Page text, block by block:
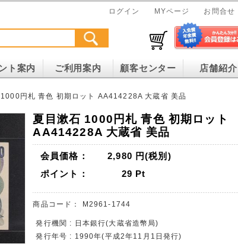
ログイン MYページ お問合せ
ト案内 ご利用案内 顧客センター 店舗紹介
円札 青色 初期ロット AA414228A 大蔵省 美品
夏目漱石 1000円札 青色 初期ロット
AA414228A 大蔵省 美品
会員価格： 2,980 円(税別)
ポイント：
29 Pt
商品コード： M2961-1744
発行機関 : 日本銀行(大蔵省造幣局)
発行年号 : 1990年(平成2年11月1日発行)